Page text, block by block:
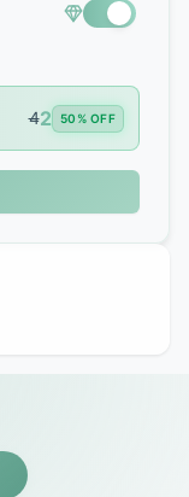
42 50% OFF